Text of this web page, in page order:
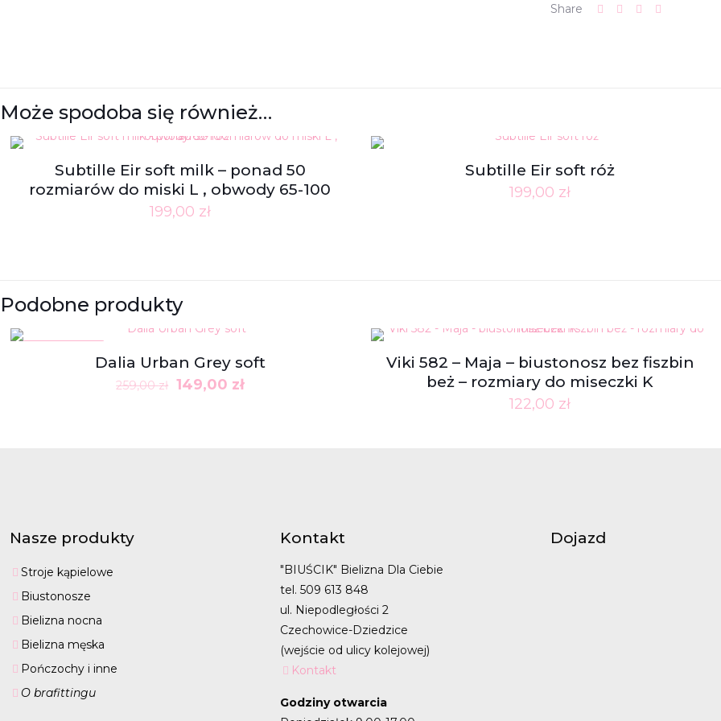
Share
Może spodoba się również…
Subtille Eir soft milk – ponad 50
rozmiarów do miski L , obwody 65-100
199,00 zł
Subtille Eir soft róż
199,00 zł
Podobne produkty
Dalia Urban Grey soft
259,00zł Pierwotna
149,00 złAktualna
Viki 582 – Maja – biustonosz bez fiszbin
beż – rozmiary do miseczki K
122,00 zł
Nasze produkty
Stroje kąpielowe
Biustonosze
Bielizna nocna
Bielizna męska
Pończochy i inne
O brafittingu
Kontakt
"BIUŚCIK" Bielizna Dla Ciebie
tel. 509 613 848
ul. Niepodległości 2
Czechowice-Dziedzice
(wejście od ulicy kolejowej)
Kontakt
Godziny otwarcia
Dojazd